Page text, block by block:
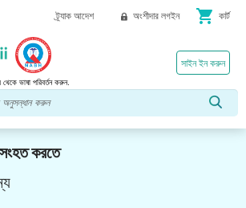
ট্র্যাক আদেশ অংশীদার লগইন shopping_cart কার্ট
থেকে ভাষা পরিবর্তন করুন.
সাইন ইন করুন
করতে